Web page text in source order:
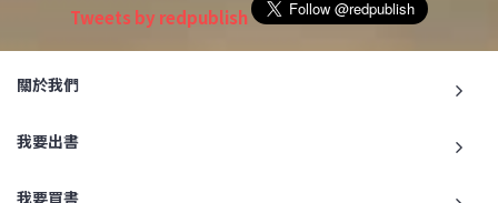
Tweets by redpublish
關於我們
我要出書
我要買書